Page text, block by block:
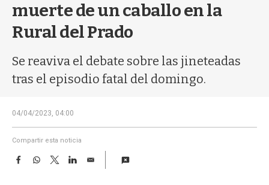
muerte de un caballo en la
Rural del Prado
Se reaviva el debate sobre las jineteadas
tras el episodio fatal del domingo.
04/04/2023, 04:00
Compartir esta noticia
F
W
T
w
L
E